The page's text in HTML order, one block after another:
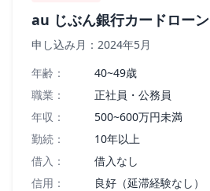
au じぶん銀行カードローン
申し込み月： 2024年5月
年齢：
40~49歳
職業：
正社員・公務員
年収：
500~600万円未満
勤続：
10年以上
借入：
借入なし
信用：
良好（延滞経験なし）